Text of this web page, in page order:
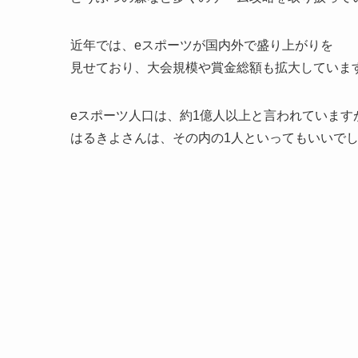
近年では、eスポーツが国内外で盛り上がりを
見せており、大会規模や賞金総額も拡大していま
eスポーツ人口は、約1億人以上と言われています
はるきよさんは、その内の1人といってもいいでし